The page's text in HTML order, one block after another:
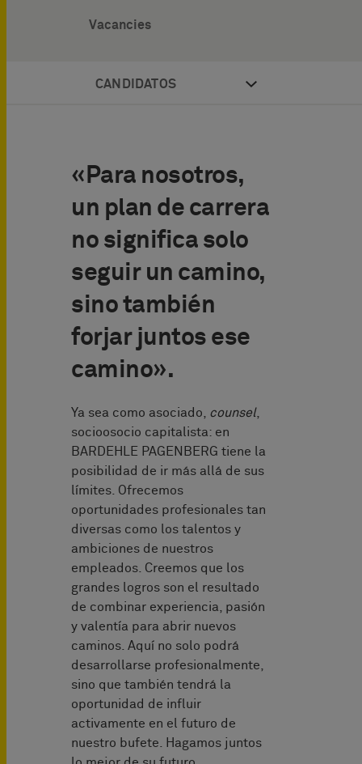
Vacancies
CANDIDATOS
«Para nosotros,
un plan de carrera
no significa solo
seguir un camino,
sino también
forjar juntos ese
camino».
Ya sea como asociado, counsel,
socioosocio capitalista: en
BARDEHLE PAGENBERG tiene la
posibilidad de ir más allá de sus
límites. Ofrecemos
oportunidades profesionales tan
diversas como los talentos y
ambiciones de nuestros
empleados. Creemos que los
grandes logros son el resultado
de combinar experiencia, pasión
y valentía para abrir nuevos
caminos. Aquí no solo podrá
desarrollarse profesionalmente,
sino que también tendrá la
oportunidad de influir
activamente en el futuro de
nuestro bufete. Hagamos juntos